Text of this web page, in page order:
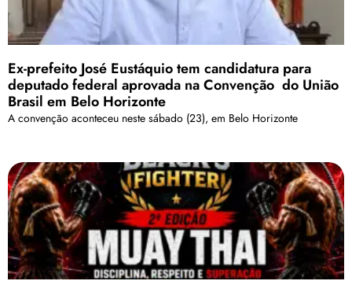
Ex-prefeito José Eustáquio tem candidatura para
deputado federal aprovada na Convenção do União
Brasil em Belo Horizonte
A convenção aconteceu neste sábado (23), em Belo Horizonte